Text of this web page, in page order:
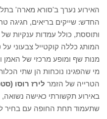
האירוע נערך ב'סורא מארה'
החדש: שייקים בריאים, חגיגה
ותוססת, כולל עמדות ענקיות
המותג כללה קוקטייל צבעוני
מנות שף ומופע מרכזי של האמן
מי שהפגינו נוכחות הן שתי
הטרייה של הזמר לירז רוסו
באירוע תקשורתי כאישה נשואה,
שתעמוד תחת החופה עם בחיר ליבה ב-